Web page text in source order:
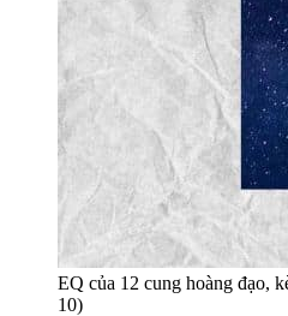
EQ của 12 cung hoàng đạo,
10)